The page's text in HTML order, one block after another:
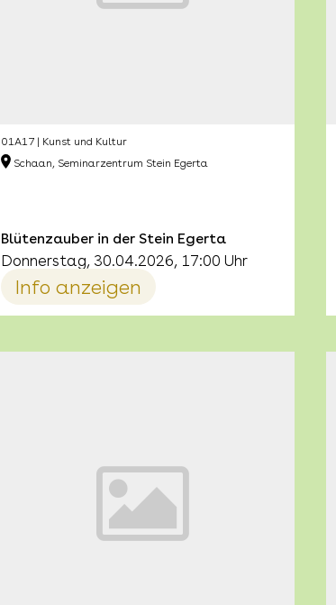
01A17 | Kunst und Kultur
Schaan, Seminarzentrum Stein Egerta
Blütenzauber in der Stein Egerta
Donnerstag, 30.04.2026, 17:00 Uhr
Info anzeigen